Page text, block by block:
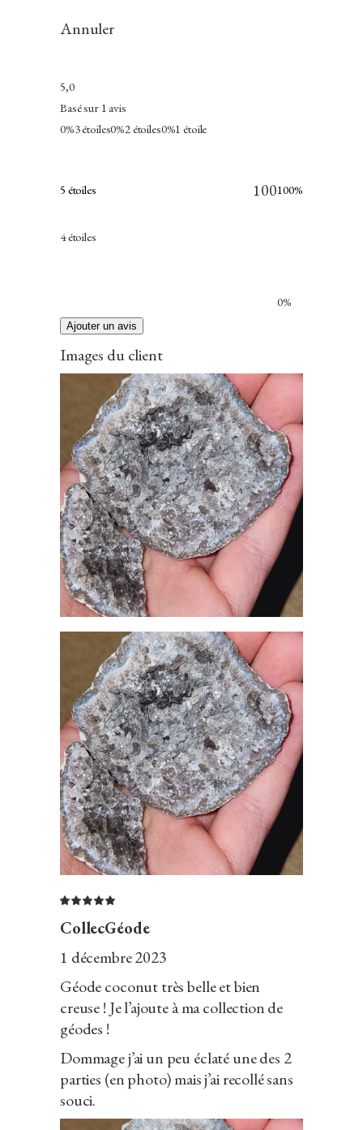
Annuler
5,0
Basé sur 1 avis
0%3 étoiles0%2 étoiles0%1 étoile
5 étoiles 100100%
4 étoiles
0%
Ajouter un avis
Images du client
CollecGéode
1 décembre 2023
Géode coconut très belle et bien
creuse ! Je l’ajoute à ma collection de
géodes !
Dommage j’ai un peu éclaté une des 2
parties (en photo) mais j’ai recollé sans
souci.